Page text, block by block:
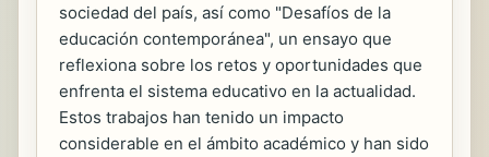
sociedad del país, así como "Desafíos de la
educación contemporánea", un ensayo que
reflexiona sobre los retos y oportunidades que
enfrenta el sistema educativo en la actualidad.
Estos trabajos han tenido un impacto
considerable en el ámbito académico y han sido